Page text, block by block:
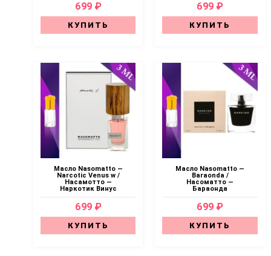
699 ₽
КУПИТЬ
699 ₽
КУПИТЬ
Масло Nasomatto —
Narcotic Venus w /
Насамотто —
Наркотик Винус
699 ₽
КУПИТЬ
Масло Nasomatto —
Baraonda /
Насоматто —
Бараонда
699 ₽
КУПИТЬ